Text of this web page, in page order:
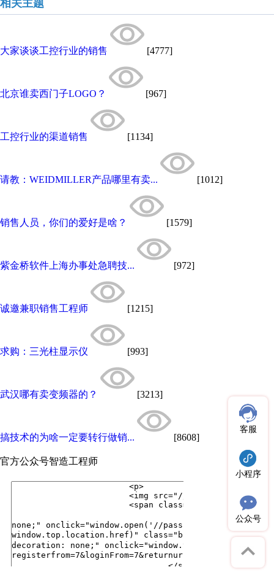
相关主题
大家谈谈工控行业的销售 [4777]
北京谁卖西门子LOGO？ [967]
工控行业的渠道销售 [1134]
请教：WEIDMILLER产品哪里有卖... [1012]
销售人员，你们的爱好是啥？ [1579]
紫金桥软件上海办事处急聘技... [972]
诚邀兼职销售工程师 [1215]
求购：三光柱显示仪 [993]
武汉哪有卖变频器的？ [3213]
搞技术的为啥一定要转行做销... [8608]
官方公众号智造工程师
客服
小程序
公众号